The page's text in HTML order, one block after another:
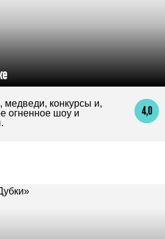
4,0
конкурсы и,
огненное шоу и